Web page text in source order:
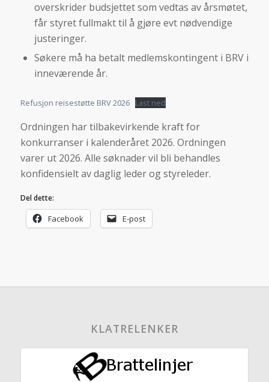
overskrider budsjettet som vedtas av årsmøtet,
får styret fullmakt til å gjøre evt nødvendige
justeringer.
Søkere må ha betalt medlemskontingent i BRV i
inneværende år.
Refusjon reisestøtte BRV 2026 Last ned
Ordningen har tilbakevirkende kraft for
konkurranser i kalenderåret 2026. Ordningen
varer ut 2026. Alle søknader vil bli behandles
konfidensielt av daglig leder og styreleder.
Del dette:
Facebook E-post
KLATRELENKER